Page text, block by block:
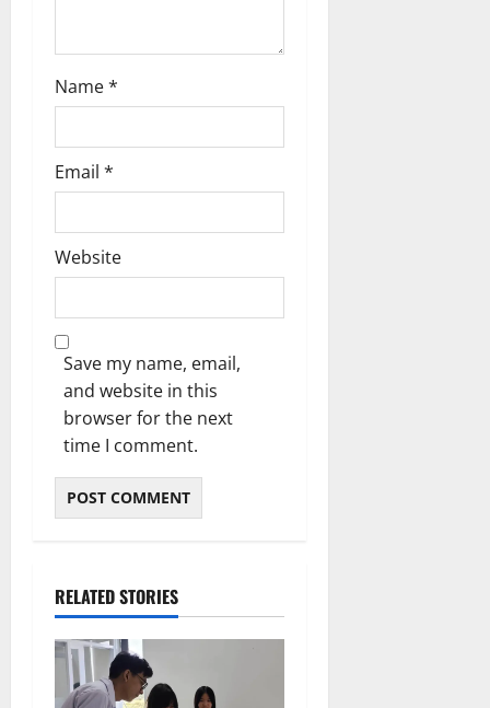
Name*
Email *
Website
Save my name, email,
and website in this
browser for the next
time I comment.
RELATED STORIES